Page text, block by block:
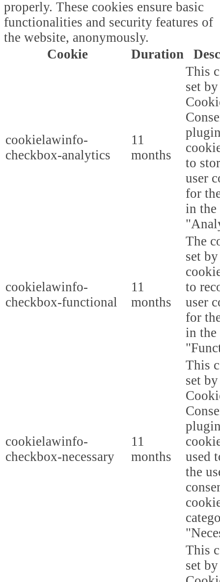
properly. These cookies ensure basic
functionalities and security features of
the website, anonymously.
Cookie
Duration
cookielawinfo-
checkbox-analytics
11
months
This
set
to
user
for
in the
cookielawinfo-
checkbox-functional
11
months
The
set
to
user
for
in the
cookielawinfo-
checkbox-necessary
11
months
This
set
used
the
This
set